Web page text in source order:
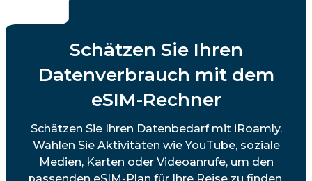
Schätzen Sie Ihren
Datenverbrauch mit dem
eSIM-Rechner
Schätzen Sie Ihren Datenbedarf mit iRoamly.
Wählen Sie Aktivitäten wie YouTube, soziale
Medien, Karten oder Videoanrufe, um den